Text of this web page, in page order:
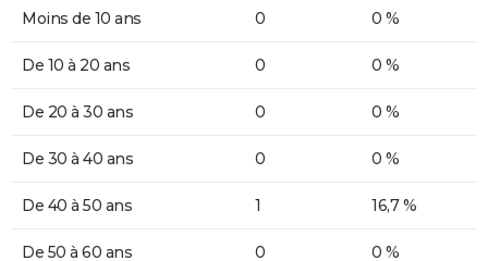
Moins de 10 ans 0 0 %
De 10 à 20 ans 0 0 %
De 20 à 30 ans 0 0 %
De 30 à 40 ans 0 0 %
De 40 à 50 ans 1 16,7 %
De 50 à 60 ans 0 0 %